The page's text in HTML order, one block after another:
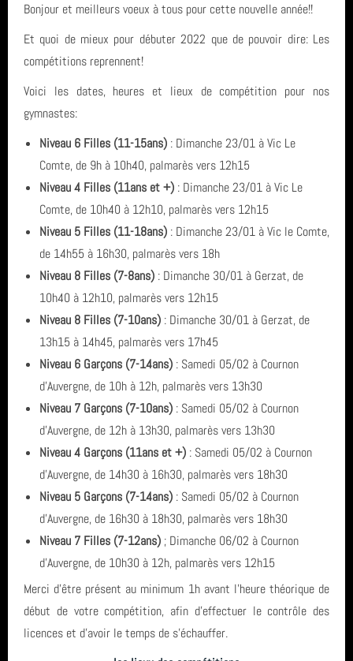
Infos générales (24)
GRS (1)
Derniers articles
FETE DE LA GYM 2026
FINALE NATIONALE UFOLEP 2026
Gymnastique Rythmique - Nos équipes en compétition
Assemblée Générale
Inscriptions saison 2025-2026
Mots clés
vidéo
Clermont-Ferrand
GRS
Derniers commentaires
Archives
juin 2026 (2)
avril 2026 (1)
septembre 2025 (1)
août 2025 (1)
année 2025 (3)
année 2024 (4)
année 2023 (3)
année 2022 (6)
Fil des articles
Fil des commentaires
Bonjour et meilleurs voeux à tous pour cette nouvelle année!!
Et quoi de mieux pour débuter 2022 que de pouvoir dire: Les
compétitions reprennent!
Voici les dates, heures et lieux de compétition pour nos
gymnastes:
Niveau 6 Filles (11-15ans) : Dimanche 23/01 à Vic Le
Comte, de 9h à 10h40, palmarès vers 12h15
Niveau 4 Filles (11ans et +) : Dimanche 23/01 à Vic Le
Comte, de 10h40 à 12h10, palmarès vers 12h15
Niveau 5 Filles (11-18ans) : Dimanche 23/01 à Vic le Comte,
de 14h55 à 16h30, palmarès vers 18h
Niveau 8 Filles (7-8ans) : Dimanche 30/01 à Gerzat, de
10h40 à 12h10, palmarès vers 12h15
Niveau 8 Filles (7-10ans) : Dimanche 30/01 à Gerzat, de
13h15 à 14h45, palmarès vers 17h45
Niveau 6 Garçons (7-14ans) : Samedi 05/02 à Cournon
d'Auvergne, de 10h à 12h, palmarès vers 13h30
Niveau 7 Garçons (7-10ans) : Samedi 05/02 à Cournon
d'Auvergne, de 12h à 13h30, palmarès vers 13h30
Niveau 4 Garçons (11ans et +) : Samedi 05/02 à Cournon
d'Auvergne, de 14h30 à 16h30, palmarès vers 18h30
Niveau 5 Garçons (7-14ans) : Samedi 05/02 à Cournon
d'Auvergne, de 16h30 à 18h30, palmarès vers 18h30
Niveau 7 Filles (7-12ans) ; Dimanche 06/02 à Cournon
d'Auvergne, de 10h30 à 12h, palmarès vers 12h15
Merci d'être présent au minimum 1h avant l'heure théorique de
début de votre compétition, afin d'effectuer le contrôle des
licences et d'avoir le temps de s'échauffer.